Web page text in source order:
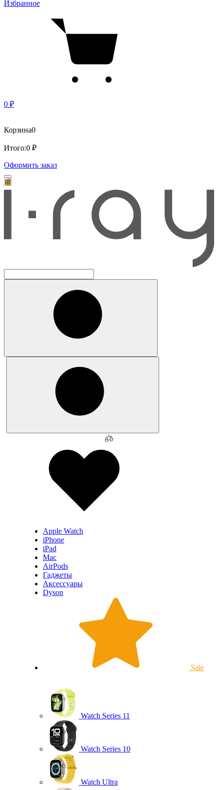
Избранное
0 ₽
Корзина0
Итого:0 ₽
Оформить заказ
Apple Watch
iPhone
iPad
Mac
AirPods
Гаджеты
Аксессуары
Dyson
Sale
Watch Series 11
Watch Series 10
Watch Ultra